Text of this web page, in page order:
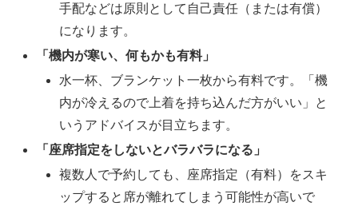
手配などは原則として自己責任（または有償）
になります。
「機内が寒い、何もかも有料」
水一杯、ブランケット一枚から有料です。「機
内が冷えるので上着を持ち込んだ方がいい」と
いうアドバイスが目立ちます。
「座席指定をしないとバラバラになる」
複数人で予約しても、座席指定（有料）をスキ
ップすると席が離れてしまう可能性が高いで